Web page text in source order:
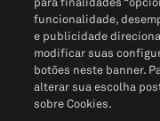
funcionalidade,
e publicidade
modificar suas
botões neste banner.
alterar sua escolha
sobre Cookies.